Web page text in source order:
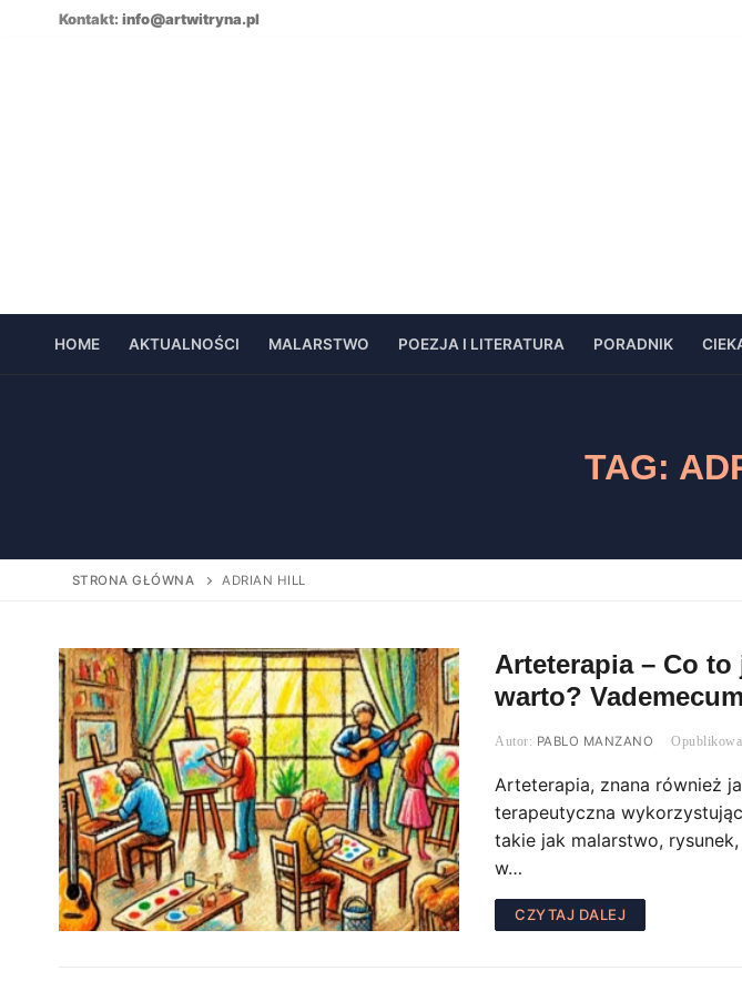
Kontakt: info@artwitryna.pl
HOME AKTUALNOŚCI MALARSTWO POEZJA I LITERATURA PORADNIK
TAG:
STRONA GŁÓWNA ADRIAN HILL
Arteterapia – Co to
warto?
PABLO MANZANO
Arteterapia, znana również
terapeutyczna
takie jak malarstwo,
w…
CZYTAJ DALEJ